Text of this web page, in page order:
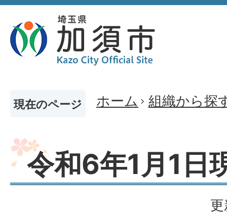
現在のページ ホーム 組織から探
令和6年1月1日